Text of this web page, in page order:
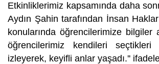
Etkinliklerimiz kapsamında daha
Aydın Şahin tarafından İnsan
konularında öğrencilerimize bilgiler
öğrencilerimiz kendileri seçtikleri
izleyerek, keyifli anlar yaşadı.''